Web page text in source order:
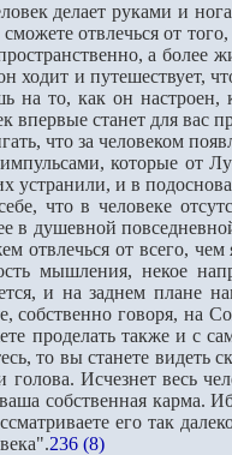
делает руками и
отвлечься от
а
ходит и путешествует,
то, как он
впервые станет для вас
что за человеком
которые от
и в
в человеке
в душевной
от всего, чем
мышления, некое
и на заднем плане
го­воря, на
проделать также и с
то вы станете видеть
голова. Исчезнет весь
собственная карма.
его так
236 (8)